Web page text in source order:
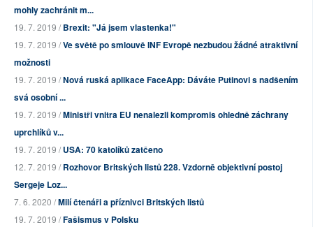
mohly zachránit m...
19. 7. 2019 /Brexit: "Já jsem vlastenka!"
19. 7. 2019 /Ve světě po smlouvě INF Evropě nezbudou žádné atraktivní
možnosti
19. 7. 2019 /Nová ruská aplikace FaceApp: Dáváte Putinovi s nadšením
svá osobní ...
19. 7. 2019 /Ministři vnitra EU nenalezli kompromis ohledně záchrany
uprchlíků v...
19. 7. 2019 /USA: 70 katolíků zatčeno
12. 7. 2019 /Rozhovor Britských listů 228. Vzdorně objektivní postoj
Sergeje Loz...
7. 6. 2020 /Milí čtenáři a příznivci Britských listů
19. 7. 2019 /Fašismus v Polsku